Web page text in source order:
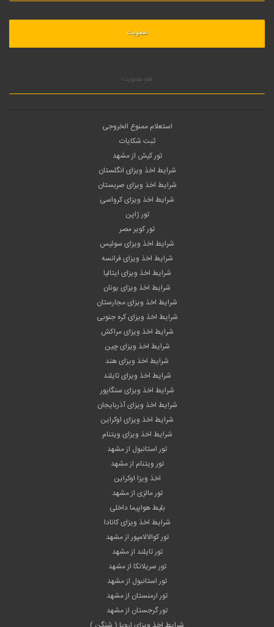
لغو عضویت
استعلام ممنوع الخروجی
ثبت شکایات
تور کیش از مشهد
شرایط اخذ ویزای انگلستان
شرایط اخذ ویزای صربستان
شرایط اخذ ویزای کرواسی
تور ژاپن
تور کویر مصر
شرایط اخذ ویزای سوئیس
شرایط اخذ ویزای فرانسه
شرایط اخذ ویزای ایتالیا
شرایط اخذ ویزای یونان
شرایط اخذ ویزای مجارستان
شرایط اخذ ویزای کره جنوبی
شرایط اخذ ویزای مراکش
شرایط اخذ ویزای چین
شرایط اخذ ویزای هند
شرایط اخذ ویزای تایلند
شرایط اخذ ویزای سنگاپور
شرایط اخذ ویزای آذربایجان
شرایط اخذ ویزای اوکراین
شرایط اخذ ویزای ویتنام
تور استانبول از مشهد
تور ویتنام از مشهد
اخذ ویزا اوکراین
تور مالزی از مشهد
بلیط هواپیما داخلی
شرایط اخذ ویزای کانادا
تور کوالالامپور از مشهد
تور تایلند از مشهد
تور سریلانکا از مشهد
تور استانبول از مشهد
تور ارمنستان از مشهد
تور گرجستان از مشهد